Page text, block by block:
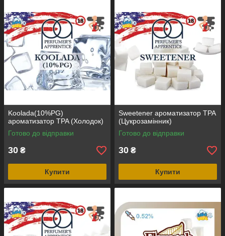
Koolada(10%PG)
ароматизатор TPA (Холодок)
Готово до відправки
30 ₴
Купити
Sweetener ароматизатор TPA
(Цукрозамінник)
Готово до відправки
30 ₴
Купити